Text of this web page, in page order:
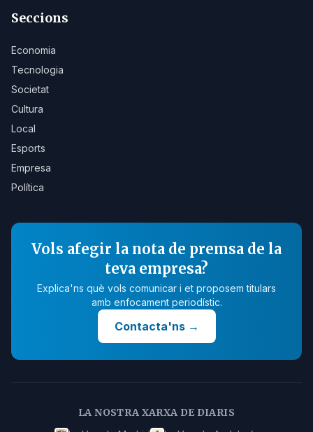
Seccions
Economia
Tecnologia
Societat
Cultura
Local
Esports
Empresa
Política
Vols afegir la nota de premsa de la
teva empresa?
Explica'ns què vols comunicar i et proposem titulars
amb enfocament periodístic.
Contacta'ns→
LA NOSTRA XARXA DE DIARIS